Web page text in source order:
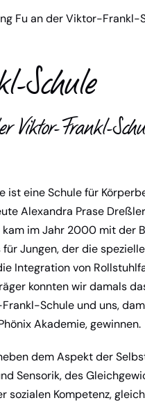
Fu an der Viktor-Frankl-
Schule
Viktor-Frankl-
ist eine Schule für
Alexandra Prase
im Jahr 2000 mit der
Jungen, der die
Integration von
konnten wir damals
Schule und uns,
Akademie, gewinnen.
dem Aspekt der
Sensorik, des
sozialen Kompetenz,